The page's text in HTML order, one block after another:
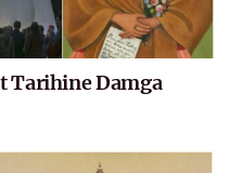
Tarihine Damga